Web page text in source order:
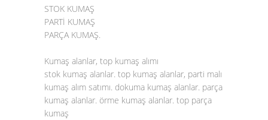
STOK KUMAŞ
PARTİ KUMAŞ
PARÇA KUMAŞ.
Kumaş alanlar, top kumaş alımı
stok kumaş alanlar. top kumaş alanlar, parti malı
kumaş alım satımı. dokuma kumaş alanlar. parça
kumaş alanlar. örme kumaş alanlar. top parça
kumaş